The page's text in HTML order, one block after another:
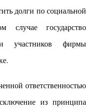
долги по социальной
государство
участников фирмы
ответственностью
из принципа